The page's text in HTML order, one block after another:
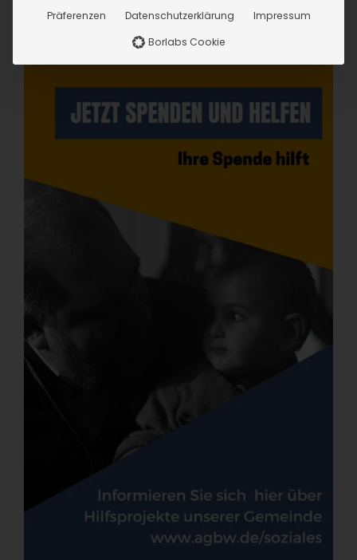
Präferenzen Datenschutzerklärung
Impressum
Borlabs Cookie